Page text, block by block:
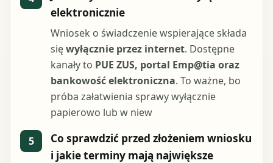
elektronicznie
Wniosek o świadczenie wspierające składa
sięwyłącznie przez internet. Dostępne
kanały to PUE ZUS, portal Emp@tia oraz
bankowość elektroniczna. To ważne, bo
próba załatwienia sprawy wyłącznie
papierowo lub w niew
5
Co sprawdzić przed złożeniem wniosku
i jakie terminy mają największe